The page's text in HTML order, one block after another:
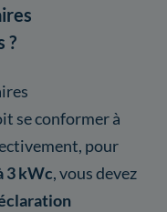
?
se conformer à
pour
3 kWc, vous devez